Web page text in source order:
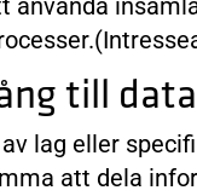
använda
till data
lag eller
att dela